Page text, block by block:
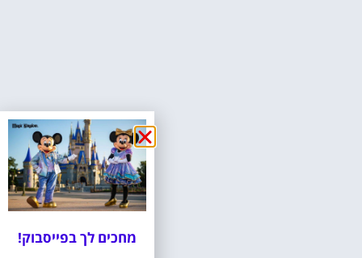
מחכים לך בפייסבוק!